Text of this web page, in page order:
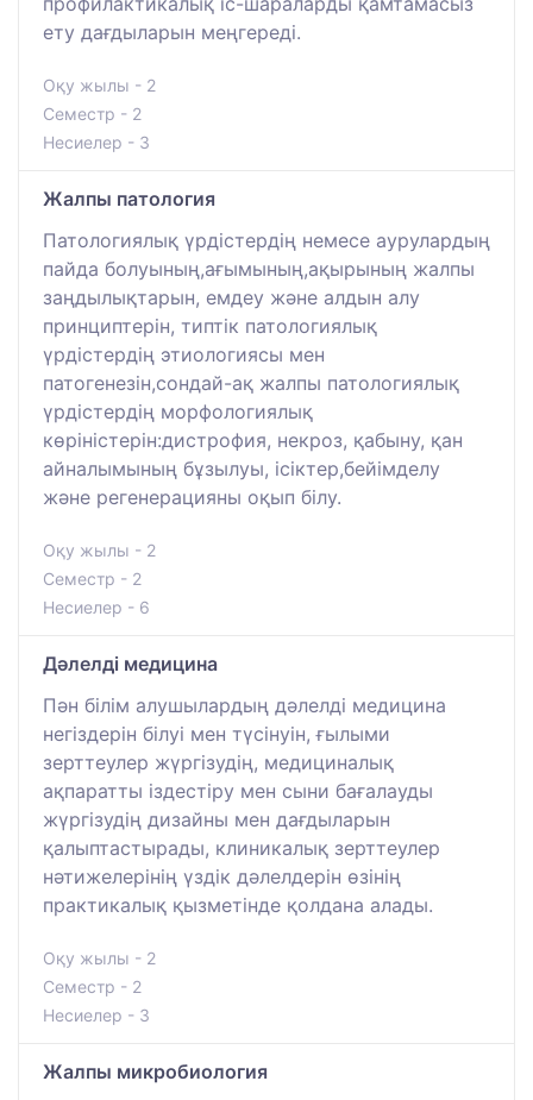
ету дағдыларын меңгереді.
Оқу жылы - 2
Семестр - 2
Несиелер - 3
Жалпы патология
Патологиялық үрдістердің немесе аурулардың
пайда болуының,ағымының,ақырының жалпы
заңдылықтарын, емдеу және алдын алу
принциптерін, типтік патологиялық
үрдістердің этиологиясы мен
патогенезін,сондай-ақ жалпы патологиялық
үрдістердің морфологиялық
көріністерін:дистрофия, некроз, қабыну, қан
айналымының бұзылуы, ісіктер,бейімделу
және регенерацияны оқып білу.
Оқу жылы - 2
Семестр - 2
Несиелер - 6
Дәлелді медицина
Пән білім алушылардың дәлелді медицина
негіздерін білуі мен түсінуін, ғылыми
зерттеулер жүргізудің, медициналық
ақпаратты іздестіру мен сыни бағалауды
жүргізудің дизайны мен дағдыларын
қалыптастырады, клиникалық зерттеулер
нәтижелерінің үздік дәлелдерін өзінің
практикалық қызметінде қолдана алады.
Оқу жылы - 2
Семестр - 2
Несиелер - 3
Жалпы микробиология